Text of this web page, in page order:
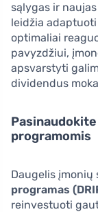
sąlygas ir
leidžia
optimaliai
pavyzdžiui,
apsvarstyti
dividendus
programomis
Daugelis įmonių
programas
reinvestuoti